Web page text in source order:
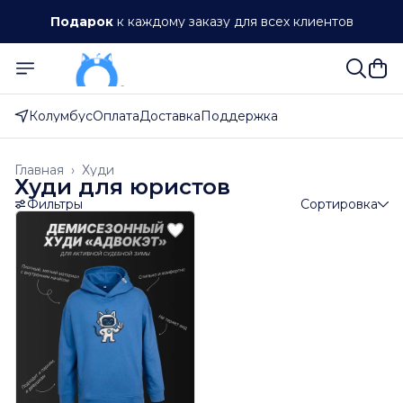
Подарок к каждому заказу для всех клиентов
Худи, футболки и аксессуары для юристов. Скидка 10%
на первый заказ по промокоду АДВОКЭТ_10. Для тех,
кто любит право и котиков.
КолумбусОплатаДоставкаПоддержка
Худи
Главная ›
Худи для юристов
Фильтры Сортировка